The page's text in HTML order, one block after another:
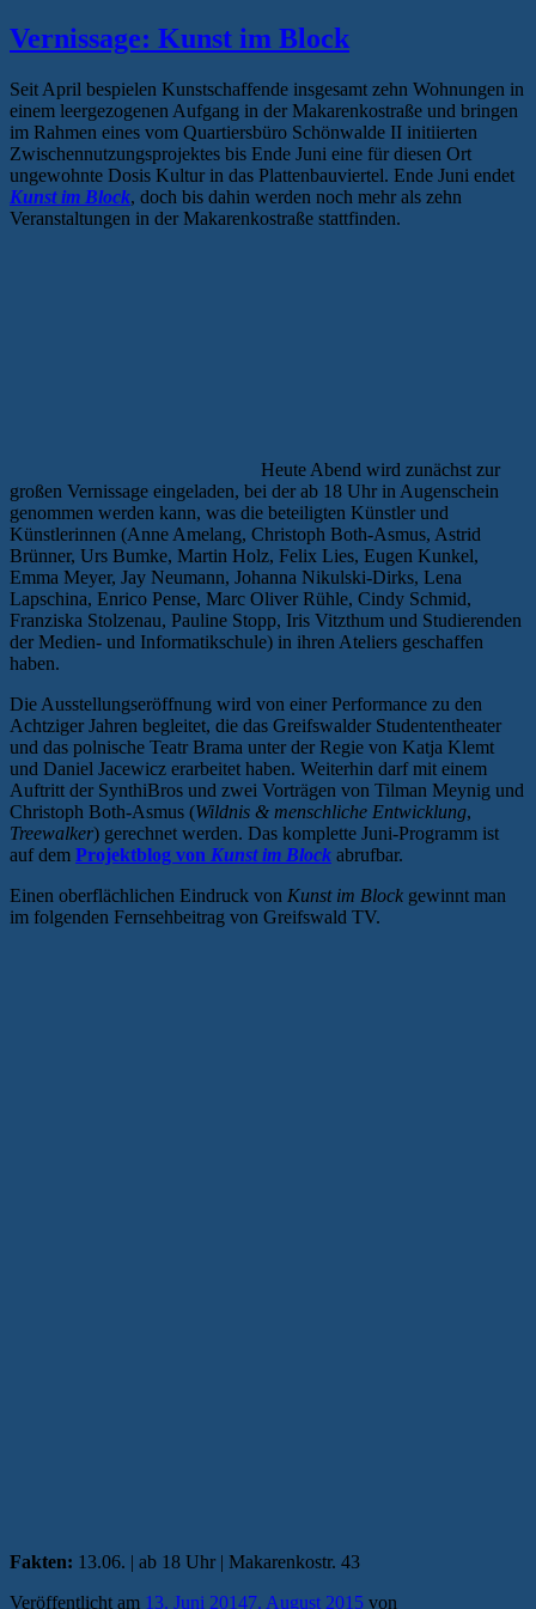
Vernissage: Kunst im Block
Seit April bespielen Kunstschaffende insgesamt zehn Wohnungen in
einem leergezogenen Aufgang in der Makarenkostraße und bringen
im Rahmen eines vom Quartiersbüro Schönwalde II initiierten
Zwischennutzungsprojektes bis Ende Juni eine für diesen Ort
ungewohnte Dosis Kultur in das Plattenbauviertel. Ende Juni endet
Kunst im Block, doch bis dahin werden noch mehr als zehn
Veranstaltungen in der Makarenkostraße stattfinden.
Heute Abend wird zunächst zur
großen Vernissage eingeladen, bei der ab 18 Uhr in Augenschein
genommen werden kann, was die beteiligten Künstler und
Künstlerinnen (Anne Amelang, Christoph Both-Asmus, Astrid
Brünner, Urs Bumke, Martin Holz, Felix Lies, Eugen Kunkel,
Emma Meyer, Jay Neumann, Johanna Nikulski-Dirks, Lena
Lapschina, Enrico Pense, Marc Oliver Rühle, Cindy Schmid,
Franziska Stolzenau, Pauline Stopp, Iris Vitzthum und Studierenden
der Medien- und Informatikschule) in ihren Ateliers geschaffen
haben.
Die Ausstellungseröffnung wird von einer Performance zu den
Achtziger Jahren begleitet, die das Greifswalder Studententheater
und das polnische Teatr Brama unter der Regie von Katja Klemt
und Daniel Jacewicz erarbeitet haben. Weiterhin darf mit einem
Auftritt der SynthiBros und zwei Vorträgen von Tilman Meynig und
Christoph Both-Asmus (Wildnis & menschliche Entwicklung,
Treewalker) gerechnet werden. Das komplette Juni-Programm ist
auf dem Projektblog von Kunst im Block abrufbar.
Einen oberflächlichen Eindruck von Kunst im Block gewinnt man
im folgenden Fernsehbeitrag von Greifswald TV.
Fakten: 13.06. | ab 18 Uhr | Makarenkostr. 43
Veröffentlicht am 13. Juni 20147. August 2015 von